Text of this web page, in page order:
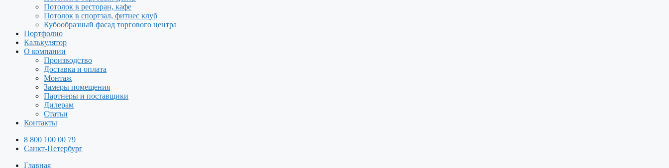
Потолок в ресторан, кафе
Потолок в спортзал, фитнес клуб
Кубообразный фасад торгового центра
Портфолио
Калькулятор
О компании
Производство
Доставка и оплата
Монтаж
Замеры помещения
Партнеры и поставщики
Дилерам
Статьи
Контакты
8 800 100 00 79
Санкт-Петербург
Главная